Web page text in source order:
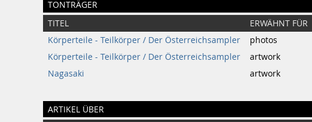
TONTRÄGER
TITEL ERWÄHNT FÜR
Körperteile - Teilkörper / Der Österreichsampler
photos
Körperteile - Teilkörper / Der Österreichsampler
artwork
Nagasaki
artwork
ARTIKEL ÜBER